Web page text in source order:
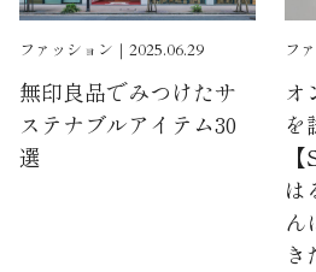
ファッション｜2025.06.29
無印良品でみつけたサ
ステナブルアイテム30
選
フ
オ
を
は
ん
き